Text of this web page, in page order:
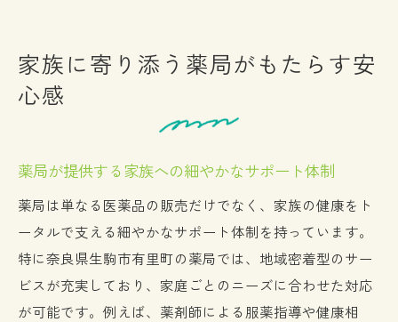
家族に寄り添う薬局がもたらす安
心感
薬局が提供する家族への細やかなサポート体制
薬局は単なる医薬品の販売だけでなく、家族の健康をト
ータルで支える細やかなサポート体制を持っています。
特に奈良県生駒市有里町の薬局では、地域密着型のサー
ビスが充実しており、家庭ごとのニーズに合わせた対応
が可能です。例えば、薬剤師による服薬指導や健康相